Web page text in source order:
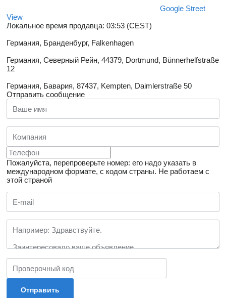
Google Street
View
Локальное время продавца: 03:53 (CEST)
Германия, Бранденбург, Falkenhagen
Германия, Северный Рейн, 44379, Dortmund, Bünnerhelfstraße
12
Германия, Бавария, 87437, Kempten, Daimlerstraße 50
Отправить сообщение
Пожалуйста, перепроверьте номер: его надо указать в
международном формате, с кодом страны. Не работаем с
этой страной